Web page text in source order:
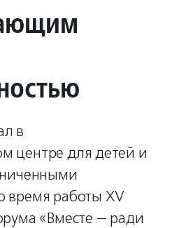
в
центре для детей и
время работы XV
«Вместе — ради